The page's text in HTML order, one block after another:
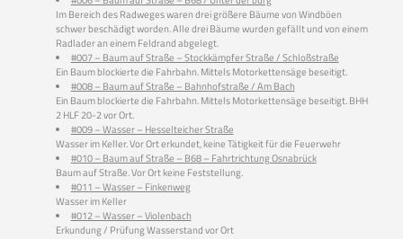
Im Bereich des Radweges waren drei größere Bäume von Windböen
schwer beschädigt worden. Alle drei Bäume wurden gefällt und von einem
Radlader an einem Feldrand abgelegt.
#007 – Baum auf Straße – Stockkämpfer Straße / Schloßstraße
Ein Baum blockierte die Fahrbahn. Mittels Motorkettensäge beseitigt.
#008 – Baum auf Straße – Bahnhofstraße / Am Bach
Ein Baum blockierte die Fahrbahn. Mittels Motorkettensäge beseitigt. BHH
2 HLF 20-2 vor Ort.
#009 – Wasser – Hesselteicher Straße
Wasser im Keller. Vor Ort erkundet, keine Tätigkeit für die Feuerwehr
#010 – Baum auf Straße – B68 – Fahrtrichtung Osnabrück
Baum auf Straße. Vor Ort keine Feststellung.
#011 – Wasser – Finkenweg
Wasser im Keller
#012 – Wasser – Violenbach
Erkundung / Prüfung Wasserstand vor Ort